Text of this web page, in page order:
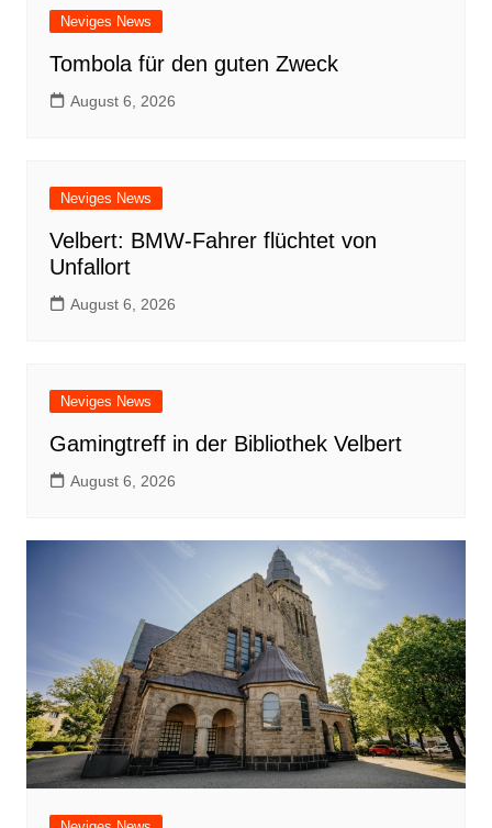
Neviges News
Tombola für den guten Zweck
August 6, 2026
Neviges News
Velbert: BMW-Fahrer flüchtet von
Unfallort
August 6, 2026
Neviges News
Gamingtreff in der Bibliothek Velbert
August 6, 2026